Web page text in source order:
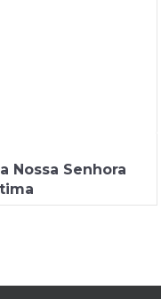
Nossa Senhora